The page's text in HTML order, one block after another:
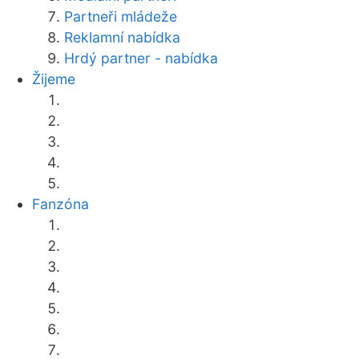
Partneři mládeže
Reklamní nabídka
Hrdý partner - nabídka
Žijeme
Fanzóna